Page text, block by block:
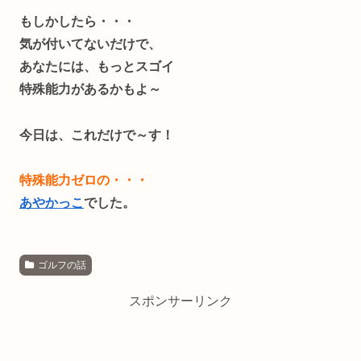
もしかしたら・・・
気が付いてないだけで、
あなたには、もっとスゴイ
特殊能力があるかもよ～
今日は、これだけで～す！
特殊能力ゼロの・・・
あやかっこ でした。
ゴルフの話
スポンサーリンク